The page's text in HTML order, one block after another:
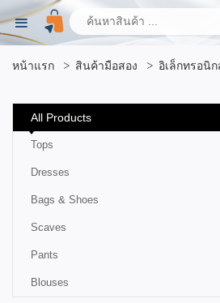
หน้าแรก สินค้ามือสอง อิเล็กทรอนิ
All Products
Tops
Dresses
Bags & Shoes
Scaves
Pants
Blouses